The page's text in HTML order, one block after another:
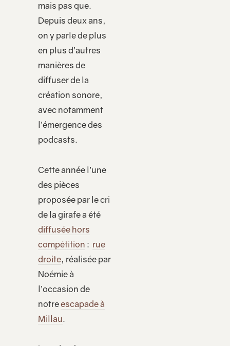
mais pas que.
Depuis deux ans,
on y parle de plus
en plus d’autres
manières de
diffuser de la
création sonore,
avec notamment
l’émergence des
podcasts.
Cette année l’une
des pièces
proposée par le cri
de la girafe a été
diffusée hors
compétition : rue
droite, réalisée par
Noémie à
l’occasion de
notreescapade à
Millau.